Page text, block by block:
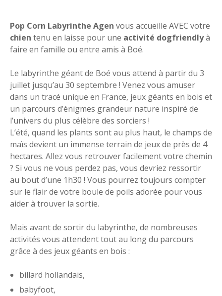
Pop Corn Labyrinthe Agen vous accueille AVEC votre
chien tenu en laisse pour une activité dogfriendlyà
faire en famille ou entre amis à Boé.
Le labyrinthe géant de Boé vous attend à partir du 3
juillet jusqu’au 30 septembre ! Venez vous amuser
dans un tracé unique en France, jeux géants en bois et
un parcours d’énigmes grandeur nature inspiré de
l’univers du plus célèbre des sorciers !
L’été, quand les plants sont au plus haut, le champs de
maïs devient un immense terrain de jeux de près de 4
hectares. Allez vous retrouver facilement votre chemin
? Si vous ne vous perdez pas, vous devriez ressortir
au bout d’une 1h30 ! Vous pourrez toujours compter
sur le flair de votre boule de poils adorée pour vous
aider à trouver la sortie.
Mais avant de sortir du labyrinthe, de nombreuses
activités vous attendent tout au long du parcours
grâce à des jeux géants en bois :
billard hollandais,
babyfoot,